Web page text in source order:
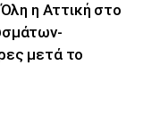
η Αττική στο
μετά το